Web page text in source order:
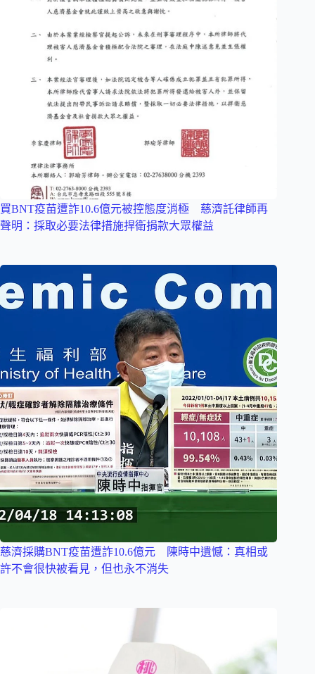
買BNT疫苗遭詐10.6億元被控態度消極 慈濟託律師再
聲明：採取必要法律措施捍衛捐款大眾權益
慈濟採購BNT疫苗遭詐10.6億元 陳時中遺憾：真相或
許不會很快被看見，但也永不消失